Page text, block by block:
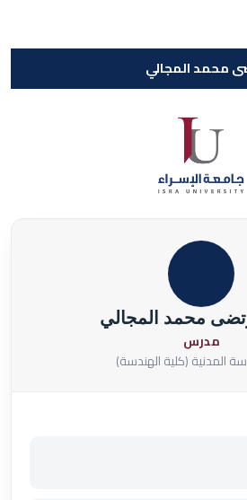
محمد المجالي
محمد المجالي
مدرس
المدنية (كلية الهندسة)